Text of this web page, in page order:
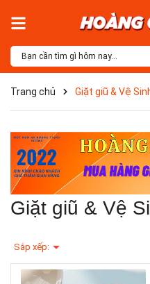
Trang chủ Giặt giũ & Vệ
Giặt giũ & Vệ
Sắp xếp: